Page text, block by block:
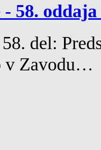
58. oddaja
del:
v Zavodu…